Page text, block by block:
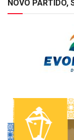
NOVO PARTIDO,